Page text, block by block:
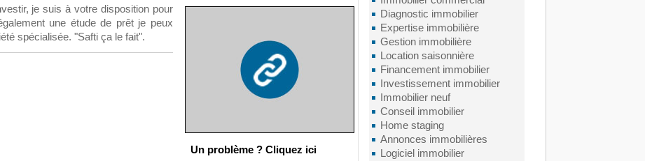
Diagnostic immobilier
Expertise immobilière
Gestion immobilière
Location saisonnière
Financement immobilier
Investissement immobilier
Immobilier neuf
Conseil immobilier
Home staging
Annonces immobilières
Logiciel immobilier
je suis à votre disposition pour
une étude de prêt je peux
spécialisée. "Safti ça le fait".
Un problème ? Cliquez ici